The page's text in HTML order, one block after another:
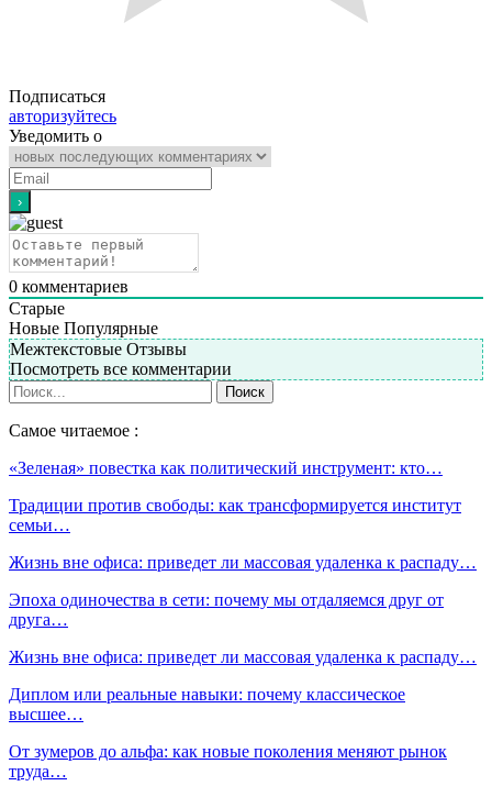
Подписаться
авторизуйтесь
Уведомить о
0 комментариев
Старые
Новые Популярные
Межтекстовые Отзывы
Посмотреть все комментарии
Самое читаемое :
«Зеленая» повестка как политический инструмент: кто…
Традиции против свободы: как трансформируется институт
семьи…
Жизнь вне офиса: приведет ли массовая удаленка к распаду…
Эпоха одиночества в сети: почему мы отдаляемся друг от
друга…
Жизнь вне офиса: приведет ли массовая удаленка к распаду…
Диплом или реальные навыки: почему классическое
высшее…
От зумеров до альфа: как новые поколения меняют рынок
труда…